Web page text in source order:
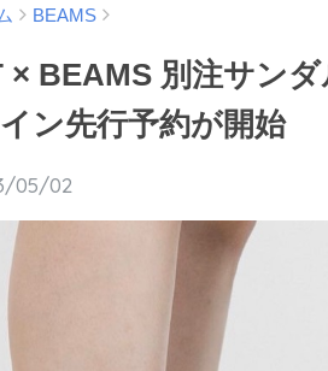
BEAMS
× BEAMS 別注サン
ン先行予約が開始
05/02